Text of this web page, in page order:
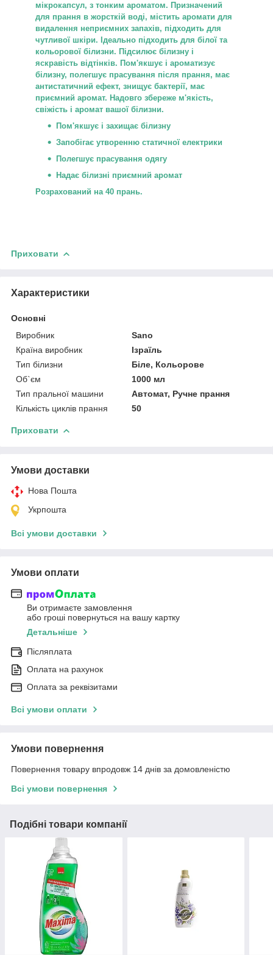
мікрокапсул, з тонким ароматом. Призначений
для прання в жорсткій воді, містить аромати для
видалення неприємних запахів, підходить для
чутливої шкіри. Ідеально підходить для білої та
кольорової білизни. Підсилює білизну і
яскравість відтінків. Пом'якшує і ароматизує
білизну, полегшує прасування після прання, має
антистатичний ефект, знищує бактерії, має
приємний аромат. Надовго збереже м'якість,
свіжість і аромат вашої білизни.
Пом'якшує і захищає білизну
Запобігає утворенню статичної електрики
Полегшує прасування одягу
Надає білизні приємний аромат
Розрахований на 40 прань.
Приховати
Характеристики
Основні
Виробник
Sano
Країна виробник
Ізраїль
Тип білизни
Біле, Кольорове
Об`єм
1000 мл
Тип пральної машини
Автомат, Ручне прання
Кількість циклів прання
50
Приховати
Умови доставки
Нова Пошта
Укрпошта
Всі умови доставки
Умови оплати
Ви отримаєте замовлення
або гроші повернуться на вашу картку
Детальніше
Післяплата
Оплата на рахунок
Оплата за реквізитами
Всі умови оплати
Умови повернення
Повернення товару впродовж 14 днів за домовленістю
Всі умови повернення
Подібні товари компанії